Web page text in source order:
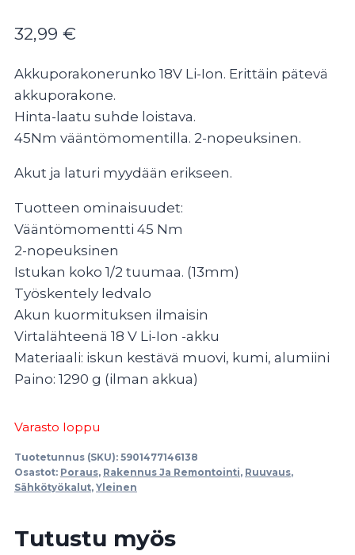
32,99 €
Akkuporakonerunko 18V Li-Ion. Erittäin pätevä
akkuporakone.
Hinta-laatu suhde loistava.
45Nm vääntömomentilla. 2-nopeuksinen.
Akut ja laturi myydään erikseen.
Tuotteen ominaisuudet:
Vääntömomentti 45 Nm
2-nopeuksinen
Istukan koko 1/2 tuumaa. (13mm)
Työskentely ledvalo
Akun kuormituksen ilmaisin
Virtalähteenä 18 V Li-Ion -akku
Materiaali: iskun kestävä muovi, kumi, alumiini
Paino: 1290 g (ilman akkua)
Varasto loppu
Tuotetunnus (SKU): 5901477146138
Osastot: Poraus, Rakennus Ja Remontointi, Ruuvaus,
Sähkötyökalut, Yleinen
Tutustu myös